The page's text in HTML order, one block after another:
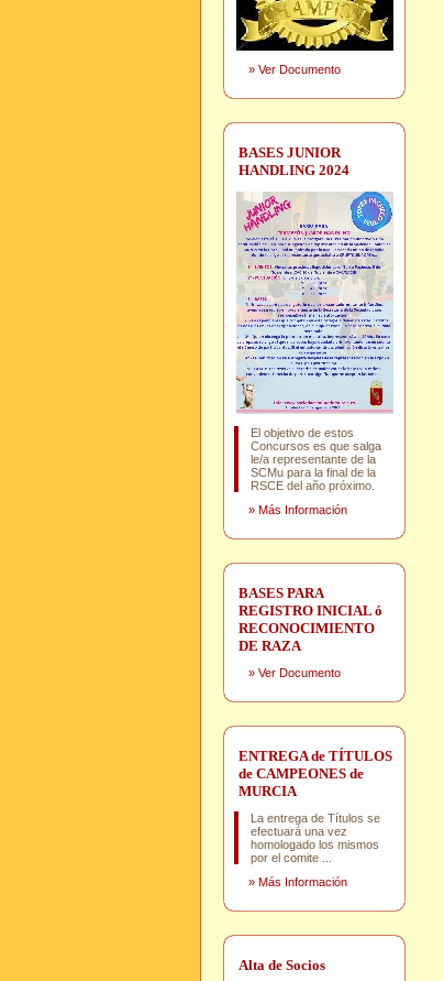
» Ver Documento
BASES JUNIOR
HANDLING 2024
El objetivo de estos
Concursos es que salga
le/a representante de la
SCMu para la final de la
RSCE del año próximo.
» Más Información
BASES PARA
REGISTRO INICIAL ó
RECONOCIMIENTO
DE RAZA
» Ver Documento
ENTREGA de TÍTULOS
de CAMPEONES de
MURCIA
La entrega de Títulos se
efectuará una vez
homologado los mismos
por el comite ...
» Más Información
Alta de Socios